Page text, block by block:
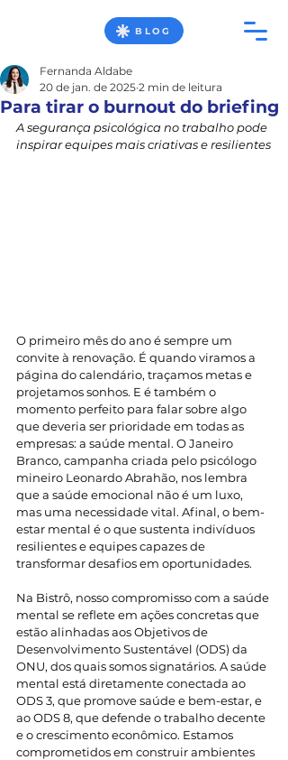
BLOG
Para tirar o burnout do briefing
Fernanda Aldabe
20 de jan. de 2025 2 min de leitura
A segurança psicológica no trabalho pode
inspirar equipes mais criativas e resilientes
O primeiro mês do ano é sempre um
convite à renovação. É quando viramos a
página do calendário, traçamos metas e
projetamos sonhos. E é também o
momento perfeito para falar sobre algo
que deveria ser prioridade em todas as
empresas: a saúde mental. O Janeiro
Branco, campanha criada pelo psicólogo
mineiro Leonardo Abrahão, nos lembra
que a saúde emocional não é um luxo,
mas uma necessidade vital. Afinal, o bem-
estar mental é o que sustenta indivíduos
resilientes e equipes capazes de
transformar desafios em oportunidades.
Na Bistrô, nosso compromisso com a saúde
mental se reflete em ações concretas que
estão alinhadas aos Objetivos de
Desenvolvimento Sustentável (ODS) da
ONU, dos quais somos signatários. A saúde
mental está diretamente conectada ao
ODS 3, que promove saúde e bem-estar, e
ao ODS 8, que defende o trabalho decente
e o crescimento econômico. Estamos
comprometidos em construir ambientes